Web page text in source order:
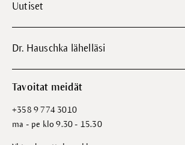
Uutiset
Dr. Hauschka lähelläsi
Tavoitat meidät
+358 9 774 3010
ma - pe klo 9.30 - 15.30